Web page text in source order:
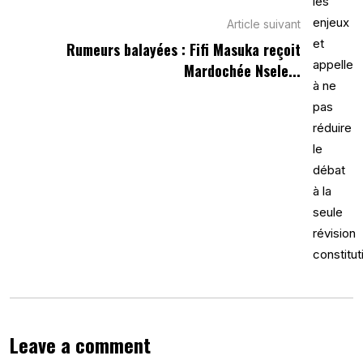
Article suivant
Rumeurs balayées : Fifi Masuka reçoit
Mardochée Nsele...
Leave a comment